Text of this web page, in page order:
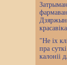
"Не іх
пра
калоніі